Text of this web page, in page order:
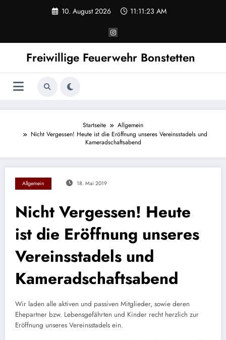
10. August 2026 11:11:23 AM
Freiwillige Feuerwehr Bonstetten
Startseite
Allgemein
Nicht Vergessen! Heute ist die Eröffnung unseres Vereinsstadels und
Kameradschaftsabend
Allgemein 18. Mai 2019
Nicht Vergessen! Heute
ist die Eröffnung unseres
Vereinsstadels und
Kameradschaftsabend
Wir laden alle aktiven und passiven Mitglieder, sowie deren
Ehepartner bzw. Lebensgefährten und Kinder recht herzlich zur
Eröffnung unseres Vereinsstadels ein.